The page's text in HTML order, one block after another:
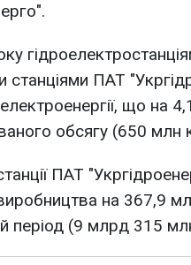
станціями ПАТ
що на
обсягу (650 млн
ПАТ
на 367,9
період (9 млрд 315